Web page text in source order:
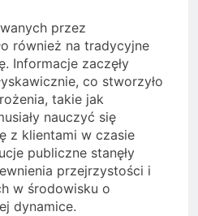
przez
również na tradycyjne
Informacje zaczęły
co stworzyło
takie jak
nauczyć się
z klientami w czasie
publiczne stanęły
przejrzystości i
w środowisku o
dynamice.